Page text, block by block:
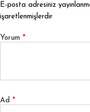
E-posta adresiniz
işaretlenmişlerdir
Yorum *
Ad *